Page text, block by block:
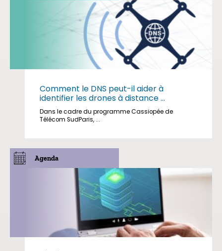
Comment le DNS peut-il aider à
identifier les drones à distance ...
Dans le cadre du programme Cassiopée de
Télécom SudParis, ...
Agenda